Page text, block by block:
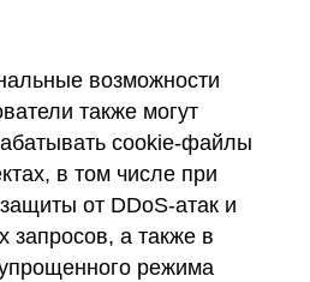
возможности
также могут
cookie-файлы
в том числе при
от DDoS-атак и
запросов, а также в
режима